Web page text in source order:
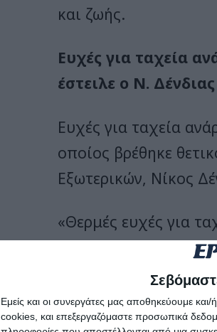
Εμείς και οι συνεργάτες μας αποθηκεύουμε
cookies, και επεξεργαζόμαστε προσωπικά
και ζωής.
Ευχές για ταχεία
έστειλε ο Ν. Δένδιας
Ευχές για ταχεία
οποίος βρέθηκε
Εξωτερικών, Νίκος
«Θερμές ευχές για
και πάσης Ελλάδος
Ευχές για ταχεία
έστειλε ο Μ.